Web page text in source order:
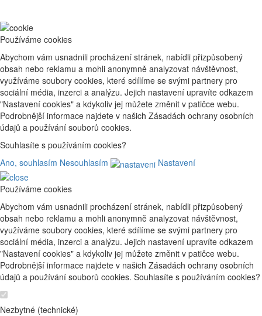
Používáme cookies
Abychom vám usnadnili procházení stránek, nabídli přizpůsobený
obsah nebo reklamu a mohli anonymně analyzovat návštěvnost,
využíváme soubory cookies, které sdílíme se svými partnery pro
sociální média, inzerci a analýzu. Jejich nastavení upravíte odkazem
"Nastavení cookies" a kdykoliv jej můžete změnit v patičce webu.
Podrobnější informace najdete v našich Zásadách ochrany osobních
údajů a používání souborů cookies.
Souhlasíte s používáním cookies?
Ano, souhlasím Nesouhlasím Nastavení
Používáme cookies
Abychom vám usnadnili procházení stránek, nabídli přizpůsobený
obsah nebo reklamu a mohli anonymně analyzovat návštěvnost,
využíváme soubory cookies, které sdílíme se svými partnery pro
sociální média, inzerci a analýzu. Jejich nastavení upravíte odkazem
"Nastavení cookies" a kdykoliv jej můžete změnit v patičce webu.
Podrobnější informace najdete v našich Zásadách ochrany osobních
údajů a používání souborů cookies. Souhlasíte s používáním cookies?
Nezbytné (technické)